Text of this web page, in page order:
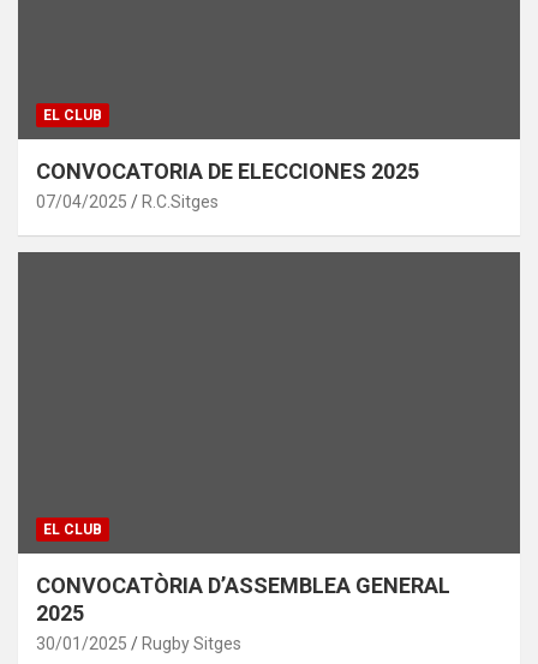
EL CLUB
CONVOCATORIA DE ELECCIONES 2025
07/04/2025 R.C.Sitges
EL CLUB
CONVOCATÒRIA D’ASSEMBLEA GENERAL
2025
30/01/2025 Rugby Sitges